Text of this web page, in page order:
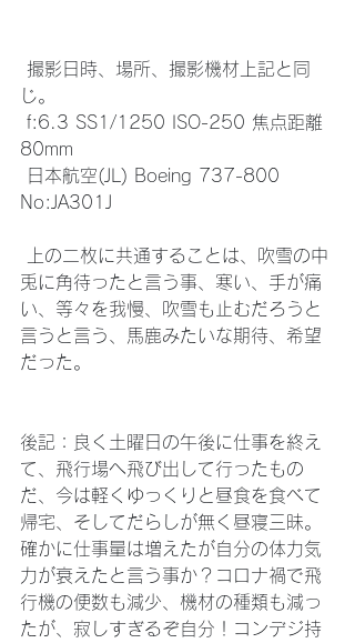
じ。
80mm
No:JA301J
兎に角待ったと言う事、寒い、手が痛
い、等々を我慢、吹雪も止むだろうと
言うと言う、馬鹿みたいな期待、希望
だった。
後記：良く土曜日の午後に仕事を終え
て、飛行場へ飛び出して行ったもの
だ、今は軽くゆっくりと昼食を食べて
帰宅、そしてだらしが無く昼寝三昧。
確かに仕事量は増えたが自分の体力気
力が衰えたと言う事か？コロナ禍で飛
行機の便数も減少、機材の種類も減っ
たが、寂しすぎるぞ自分！コンデジ持